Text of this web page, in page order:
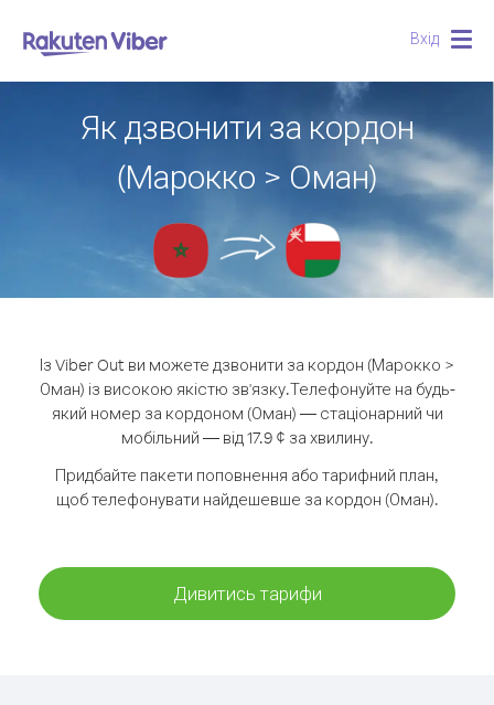
Вхід
Як дзвонити за кордон
(Марокко > Оман)
Із Viber Out ви можете дзвонити за кордон (Марокко >
Оман) із високою якістю зв'язку.Телефонуйте на будь-
який номер за кордоном (Оман) — стаціонарний чи
мобільний — від 17.9 ¢ за хвилину.
Придбайте пакети поповнення або тарифний план,
щоб телефонувати найдешевше за кордон (Оман).
Дивитись тарифи